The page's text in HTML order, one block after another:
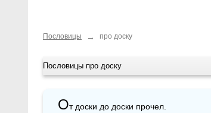
Пословицы → про доску
Пословицы про доску
От доски до доски прочел.